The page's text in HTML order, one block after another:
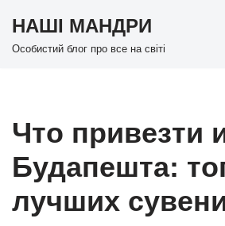
Перейти
НАШІ МАНДРИ
Особистий блог про все на світі
Что привезти
Будапешта:
лучших